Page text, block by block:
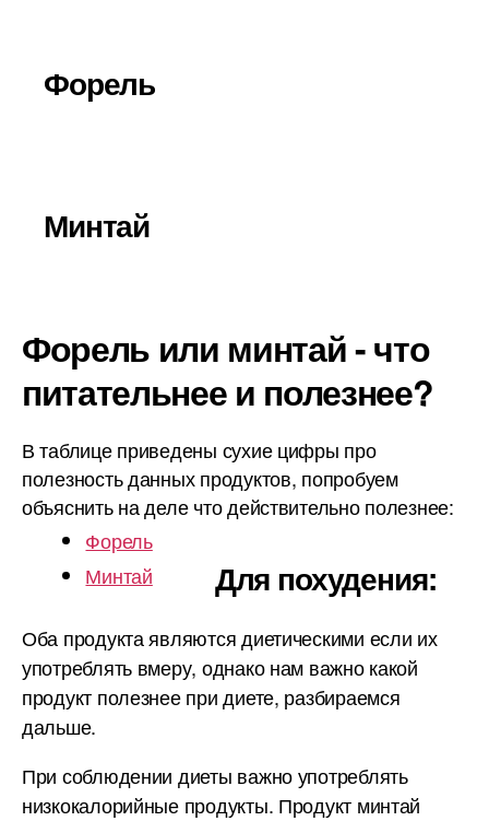
Форель
Минтай
Форель или минтай - что
питательнее и полезнее?
В таблице приведены сухие цифры про
полезность данных продуктов, попробуем
объяснить на деле что действительно полезнее:
Форель
Минтай
Для похудения:
Оба продукта являются диетическими если их
употреблять вмеру, однако нам важно какой
продукт полезнее при диете, разбираемся
дальше.
При соблюдении диеты важно употреблять
низкокалорийные продукты. Продукт минтай